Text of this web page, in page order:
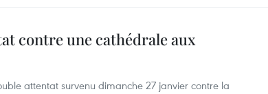
contre une cathédrale aux
attentat survenu dimanche 27 janvier contre la